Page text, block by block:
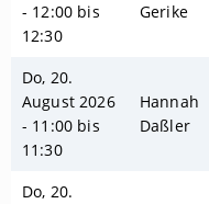
- 12:00 bis
12:30
Gerike
Do, 20.
August 2026
- 11:00 bis
11:30
Hannah
Daßler
Do, 20.